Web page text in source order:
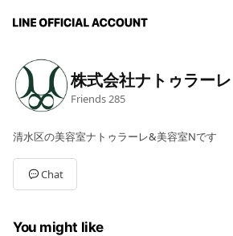
株式会社ナトゥラーレ
Friends 285
清水区の美容室ナトゥラーレ&美容室Nです
Chat
You might like